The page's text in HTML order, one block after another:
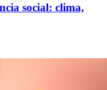
social: clima,